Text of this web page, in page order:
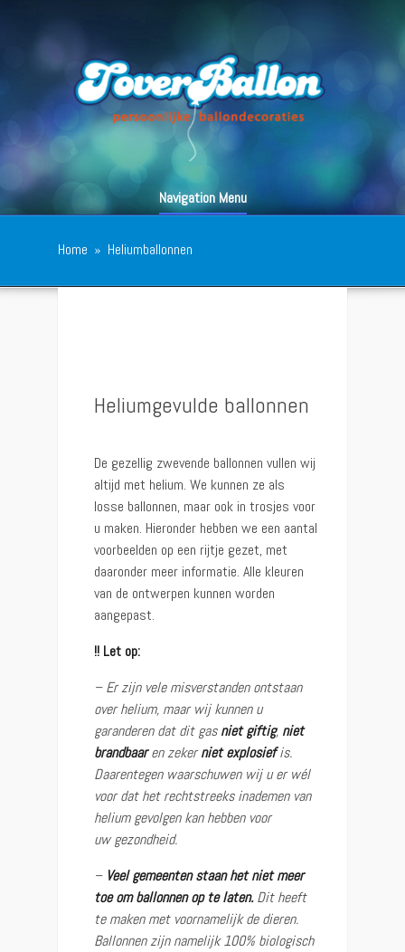
Navigation Menu
Home » Heliumballonnen
Heliumgevulde ballonnen
De gezellig zwevende ballonnen vullen wij
altijd met helium. We kunnen ze als
losse ballonnen, maar ook in trosjes voor
u maken. Hieronder hebben we een aantal
voorbeelden op een rijtje gezet, met
daaronder meer informatie. Alle kleuren
van de ontwerpen kunnen worden
aangepast.
!! Let op:
– Er zijn vele misverstanden ontstaan
over helium, maar wij kunnen u
garanderen dat dit gasniet giftig, niet
brandbaaren zekerniet explosiefis.
Daarentegen waarschuwen wij u er wél
voor dat het rechtstreeks inademen van
helium gevolgen kan hebben voor
uw gezondheid.
– Veel gemeenten staan het niet meer
toe om ballonnen op te laten.Dit heeft
te maken met voornamelijk de dieren.
Ballonnen zijn namelijk 100% biologisch